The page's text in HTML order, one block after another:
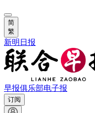
简
繁
新明日报
早报俱乐部电子报
订阅